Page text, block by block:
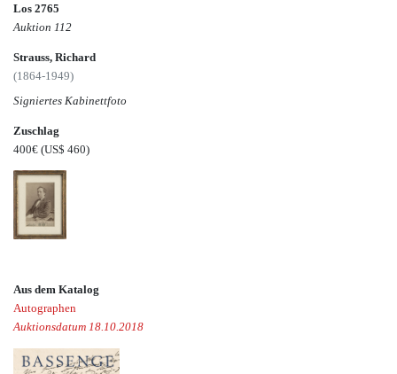
Los 2765
Auktion 112
Strauss, Richard
(1864-1949)
Signiertes Kabinettfoto
Zuschlag
400€ (US$ 460)
Aus dem Katalog
Autographen
Auktionsdatum 18.10.2018